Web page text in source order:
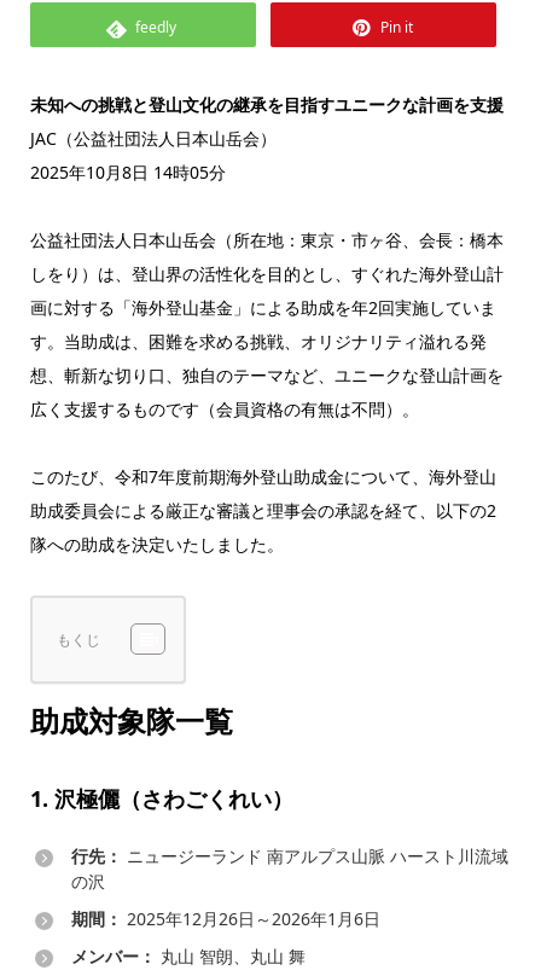
feedly Pin it
未知への挑戦と登山文化の継承を目指すユニークな計画を支援
JAC（公益社団法人日本山岳会）
2025年10月8日 14時05分
公益社団法人日本山岳会（所在地：東京・市ヶ谷、会長：橋本
しをり）は、登山界の活性化を目的とし、すぐれた海外登山計
画に対する「海外登山基金」による助成を年2回実施していま
す。当助成は、困難を求める挑戦、オリジナリティ溢れる発
想、斬新な切り口、独自のテーマなど、ユニークな登山計画を
広く支援するものです（会員資格の有無は不問）。
このたび、令和7年度前期海外登山助成金について、海外登山
助成委員会による厳正な審議と理事会の承認を経て、以下の2
隊への助成を決定いたしました。
もくじ
助成対象隊一覧
1. 沢極儷（さわごくれい）
行先： ニュージーランド 南アルプス山脈 ハースト川流域
の沢
期間： 2025年12月26日～2026年1月6日
メンバー： 丸山 智朗、丸山 舞